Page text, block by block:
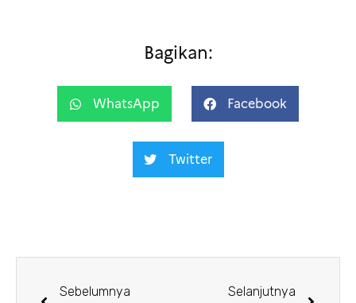
Bagikan:
WhatsApp Facebook
Twitter
Sebelumnya Selanjutnya